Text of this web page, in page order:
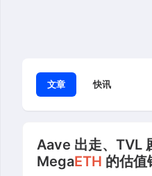
文章 快讯
Aave 出走、TVL
MegaETH 的估值